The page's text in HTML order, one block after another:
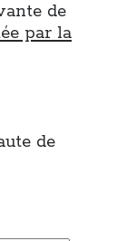
de
par la
de